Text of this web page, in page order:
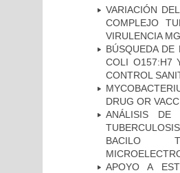
VARIACIÓN
COMPLEJO
VIRULENCIA
BÚSQUEDA DE
COLI O157:H7
CONTROL
DRUG OR
ANÁLISIS DE
BACILO
APOYO A